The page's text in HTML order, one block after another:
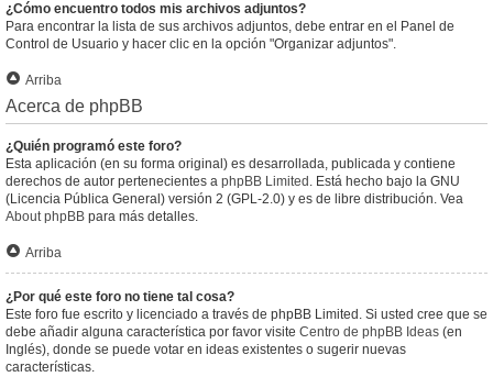
¿Cómo encuentro todos mis archivos adjuntos?
Para encontrar la lista de sus archivos adjuntos, debe entrar en el Panel de
Control de Usuario y hacer clic en la opción "Organizar adjuntos".
Arriba
Acerca de phpBB
¿Quién programó este foro?
Esta aplicación (en su forma original) es desarrollada, publicada y contiene
derechos de autor pertenecientes a phpBB Limited . Está hecho bajo la GNU
(Licencia Pública General) versión 2 (GPL-2.0) y es de libre distribución. Vea
About phpBB para más detalles.
Arriba
¿Por qué este foro no tiene tal cosa?
Este foro fue escrito y licenciado a través de phpBB Limited. Si usted cree que se
debe añadir alguna característica por favor visite Centro de phpBB Ideas (en
Inglés), donde se puede votar en ideas existentes o sugerir nuevas
características.